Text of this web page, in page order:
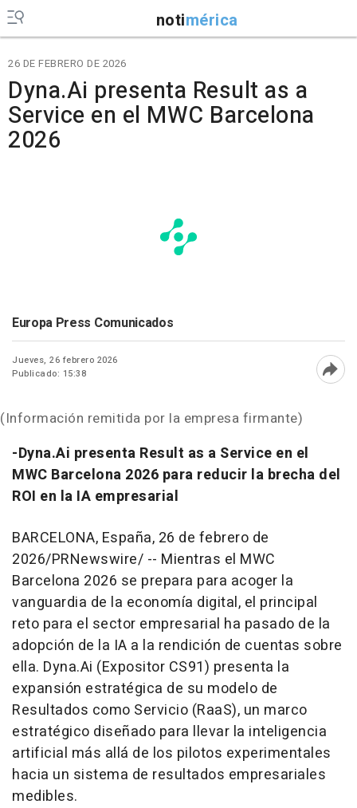
notimérica
26 DE FEBRERO DE 2026
Dyna.Ai presenta Result as a
Service en el MWC Barcelona
2026
Europa Press Comunicados
Jueves, 26 febrero 2026
Publicado: 15:38
(Información remitida por la empresa firmante)
-Dyna.Ai presenta Result as a Service en el
MWC Barcelona 2026 para reducir la brecha del
ROI en la IA empresarial
BARCELONA, España, 26 de febrero de
2026/PRNewswire/ -- Mientras el MWC
Barcelona 2026 se prepara para acoger la
vanguardia de la economía digital, el principal
reto para el sector empresarial ha pasado de la
adopción de la IA a la rendición de cuentas sobre
ella. Dyna.Ai (Expositor CS91) presenta la
expansión estratégica de su modelo de
Resultados como Servicio (RaaS), un marco
estratégico diseñado para llevar la inteligencia
artificial más allá de los pilotos experimentales
hacia un sistema de resultados empresariales
medibles.